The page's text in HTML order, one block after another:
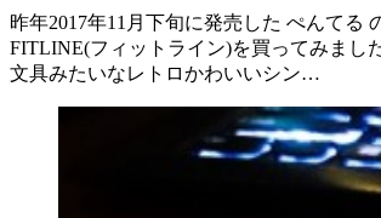
昨年2017年11月下旬に発売した ぺんてる
FITLINE(フィットライン)を買ってみまし
文具みたいなレトロかわいいシン…